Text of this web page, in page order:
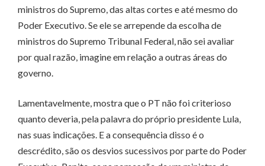
ministros do Supremo, das altas cortes e até mesmo do
Poder Executivo. Se ele se arrepende da escolha de
ministros do Supremo Tribunal Federal, não sei avaliar
por qual razão, imagine em relação a outras áreas do
governo.
Lamentavelmente, mostra que o PT não foi criterioso
quanto deveria, pela palavra do próprio presidente Lula,
nas suas indicações. E a consequência disso é o
descrédito, são os desvios sucessivos por parte do Poder